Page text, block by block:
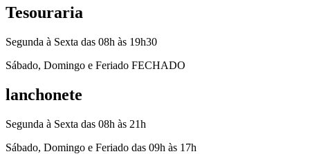
Tesouraria
Segunda à Sexta das 08h às 19h30
Sábado, Domingo e Feriado FECHADO
lanchonete
Segunda à Sexta das 08h às 21h
Sábado, Domingo e Feriado das 09h às 17h